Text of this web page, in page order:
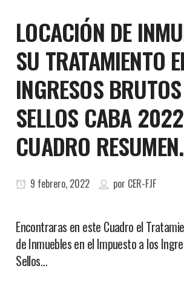
LOCACIÓN DE
SU TRATAMIENTO
INGRESOS
SELLOS CABA
CUADRO RESUMEN.
9 febrero, 2022 por CER-FJF
Encontraras en este Cuadro el
de Inmuebles en el Impuesto a los
Sellos…